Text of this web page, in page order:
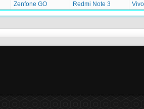
Zenfone GO Redmi Note 3